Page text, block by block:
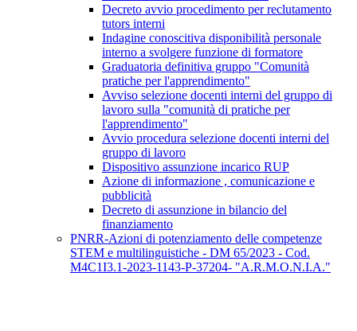
Decreto avvio procedimento per reclutamento
tutors interni
Indagine conoscitiva disponibilità personale
interno a svolgere funzione di formatore
Graduatoria definitiva gruppo "Comunità
pratiche per l'apprendimento"
Avviso selezione docenti interni del gruppo di
lavoro sulla "comunità di pratiche per
l'apprendimento"
Avvio procedura selezione docenti interni del
gruppo di lavoro
Dispositivo assunzione incarico RUP
Azione di informazione , comunicazione e
pubblicità
Decreto di assunzione in bilancio del
finanziamento
PNRR-Azioni di potenziamento delle competenze
STEM e multilinguistiche - DM 65/2023 - Cod.
M4C1I3.1-2023-1143-P-37204- "A.R.M.O.N.I.A."